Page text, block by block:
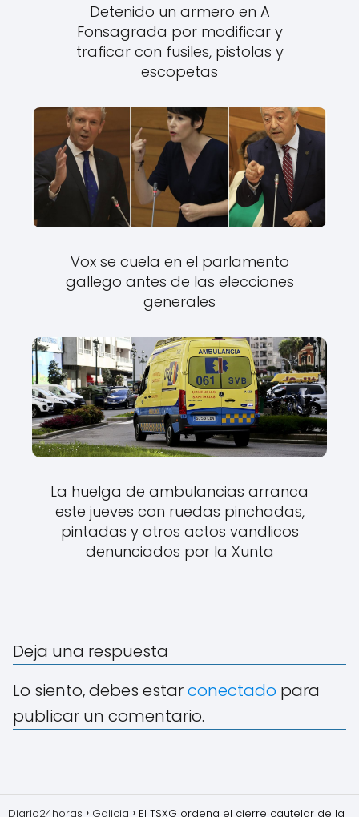
Detenido un armero en A
Fonsagrada por modificar y
traficar con fusiles, pistolas y
escopetas
Vox se cuela en el parlamento
gallego antes de las elecciones
generales
La huelga de ambulancias arranca
este jueves con ruedas pinchadas,
pintadas y otros actos vandlicos
denunciados por la Xunta
Deja una respuesta
Lo siento, debes estarconectado para
publicar un comentario.
Diario24horas Galicia El TSXG ordena el cierre cautelar de la